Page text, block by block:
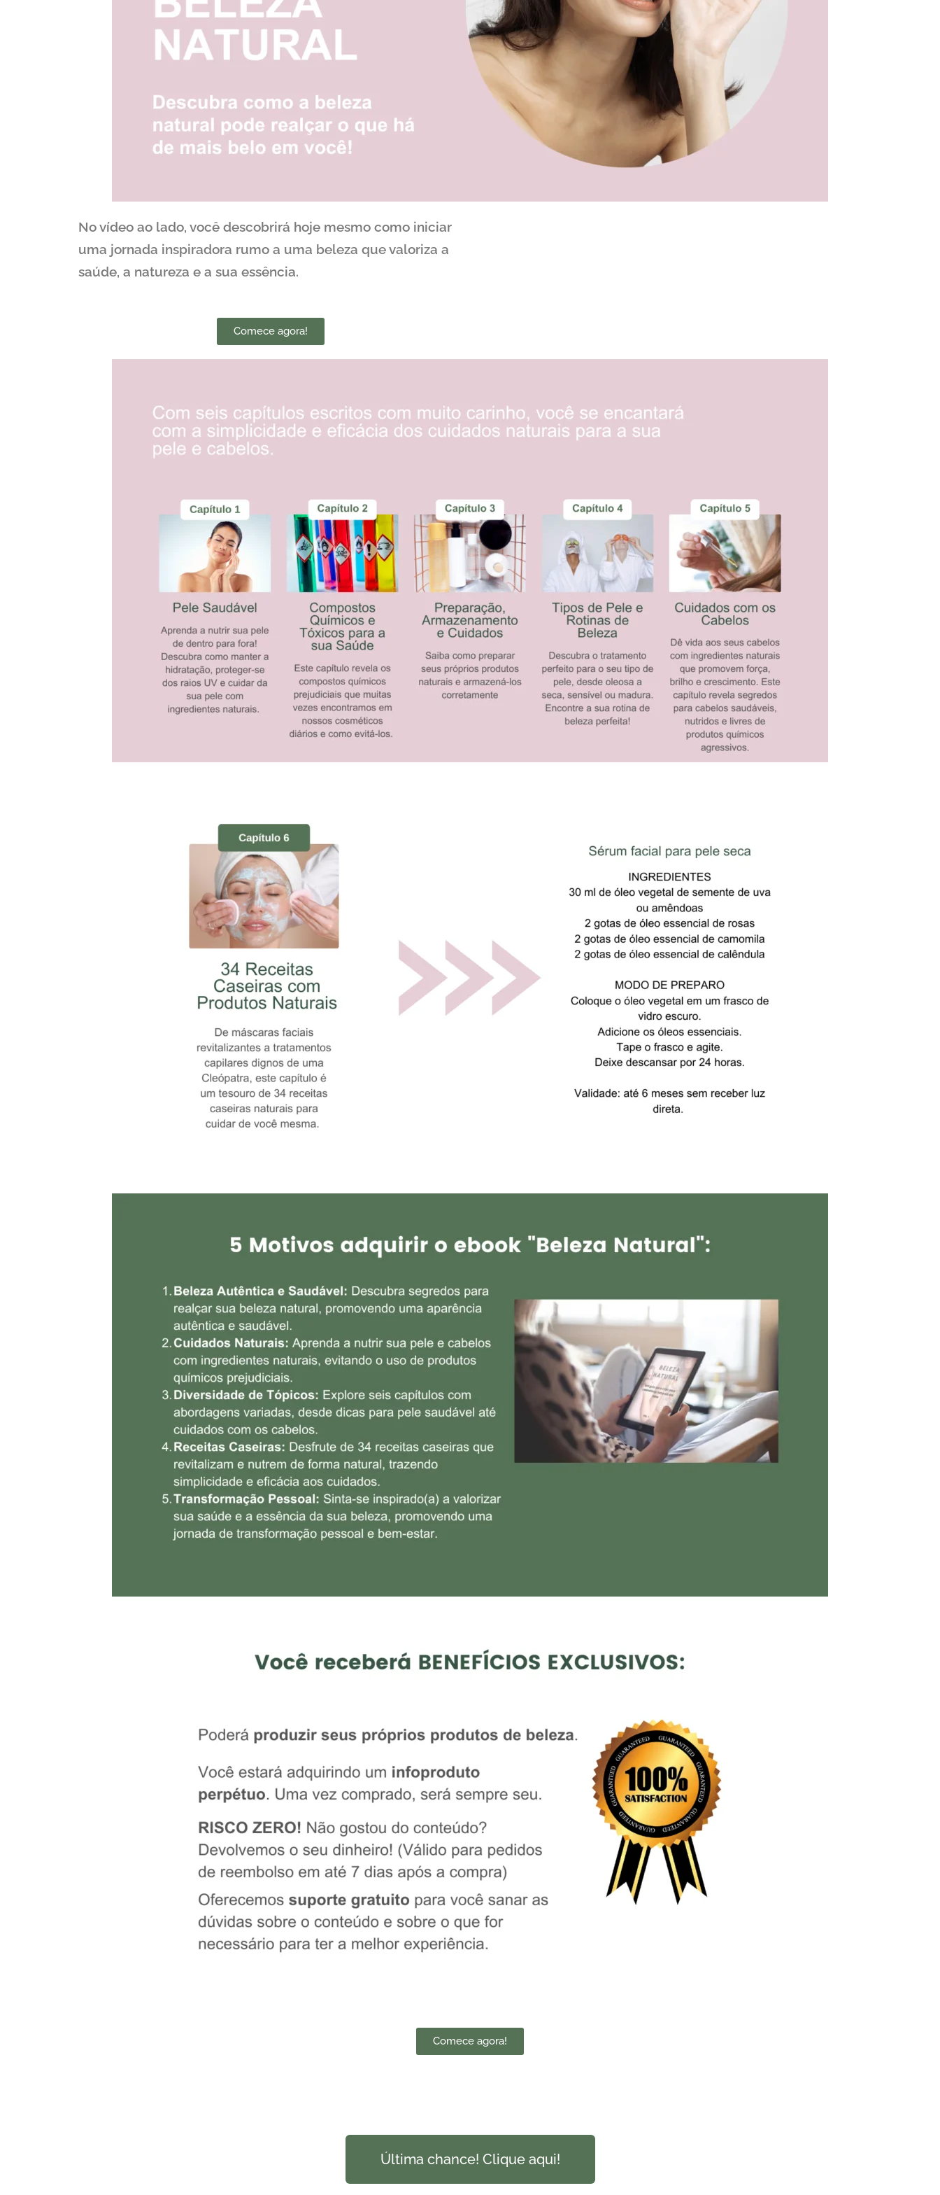
No vídeo ao lado, você descobrirá hoje mesmo como iniciar
uma jornada inspiradora rumo a uma beleza que valoriza a
saúde, a natureza e a sua essência.
Comece agora!
Comece agora!
Última chance! Clique aqui!